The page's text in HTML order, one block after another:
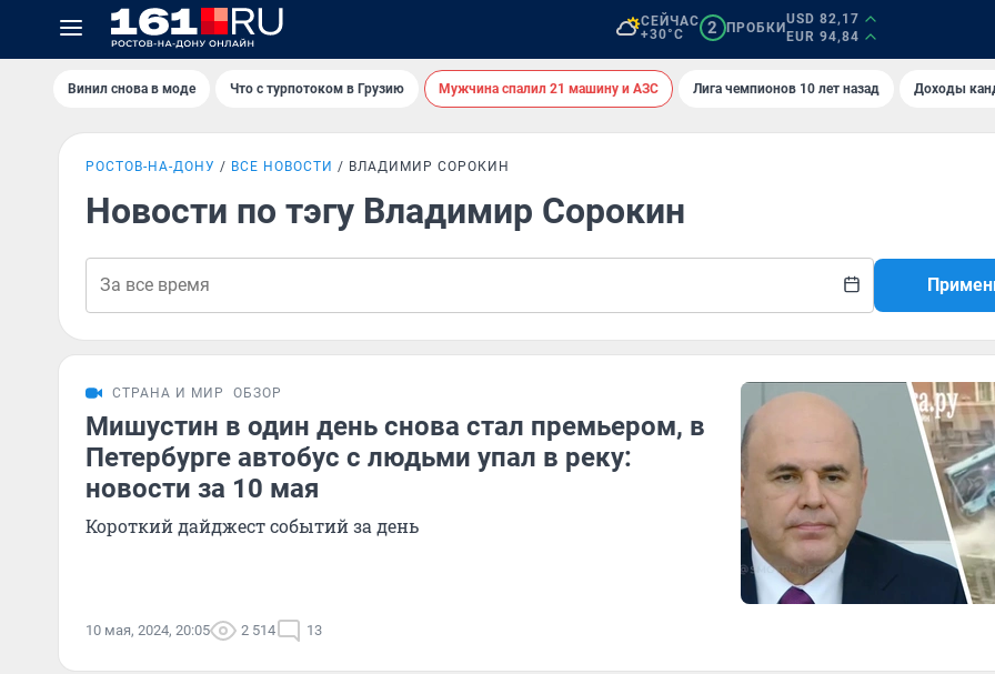
СЕЙЧАС
+30°C
2 ПРОБКИ
USD 82,17
EUR 94,84
Винил снова в моде Что с турпотоком в Грузию Мужчина спалил 21 машину и АЗС Лига чемпионов 10 лет назад Доходы
РОСТОВ-НА-ДОНУ ВСЕ НОВОСТИ ВЛАДИМИР СОРОКИН
Новости по тэгу Владимир Сорокин
СТРАНА И МИР ОБЗОР
Мишустин в один день снова стал премьером, в
Петербурге автобус с людьми упал в реку:
новости за 10 мая
Короткий дайджест событий за день
10 мая, 2024, 20:05 2 514 13